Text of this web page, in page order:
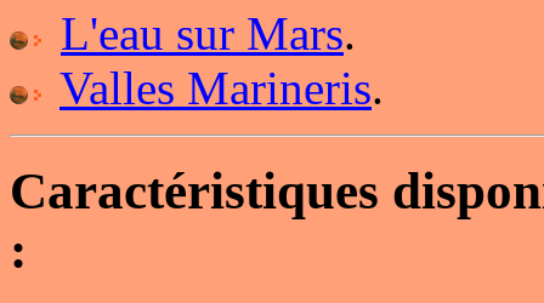
L'eau sur Mars.
Valles Marineris.
Caractéristiques
: